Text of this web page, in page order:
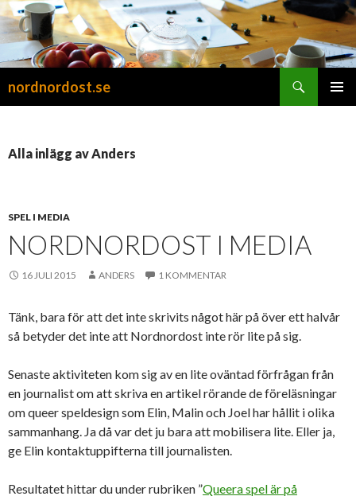
nordnordost.se
Alla inlägg av Anders
SPEL I MEDIA
NORDNORDOST I MEDIA
16 JULI 2015 ANDERS 1 KOMMENTAR
Tänk, bara för att det inte skrivits något här på över ett halvår
så betyder det inte att Nordnordost inte rör lite på sig.
Senaste aktiviteten kom sig av en lite oväntad förfrågan från
en journalist om att skriva en artikel rörande de föreläsningar
om queer speldesign som Elin, Malin och Joel har hållit i olika
sammanhang. Ja då var det ju bara att mobilisera lite. Eller ja,
ge Elin kontaktuppifterna till journalisten.
Resultatet hittar du under rubriken ”Queera spel är på